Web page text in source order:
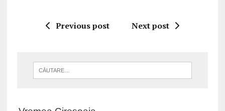
Previous post Next post